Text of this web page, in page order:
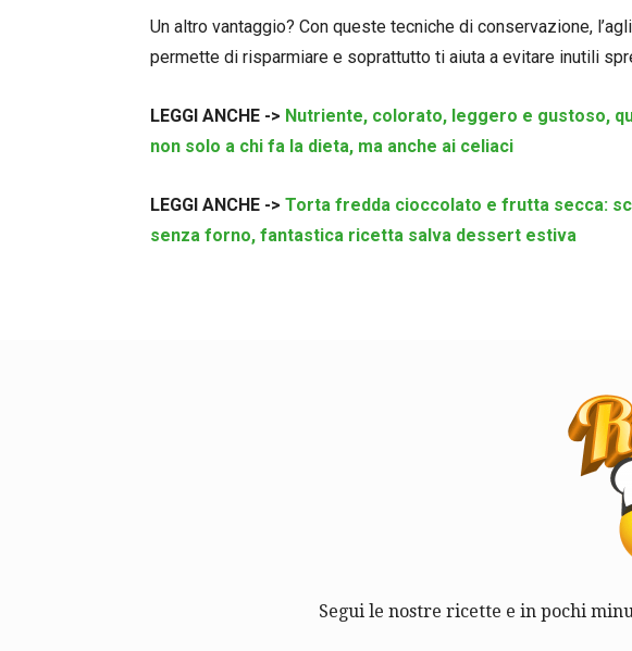
Un altro vantaggio? Con queste tecniche di conservazione,
permette di risparmiare e soprattutto ti aiuta a evitare inutili
LEGGI ANCHE -> Nutriente, colorato, leggero e gustoso,
non solo a chi fa la dieta, ma anche ai celiaci
LEGGI ANCHE -> Torta fredda cioccolato e frutta secca:
senza forno, fantastica ricetta salva dessert estiva
Segui le nostre ricette e in pochi